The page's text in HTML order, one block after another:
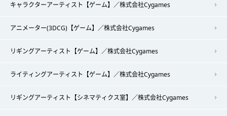
キャラクターアーティスト【ゲーム】／株式会社Cygames
アニメーター(3DCG)【ゲーム】／株式会社Cygames
リギングアーティスト【ゲーム】／株式会社Cygames
ライティングアーティスト【ゲーム】／株式会社Cygames
リギングアーティスト【シネマティクス室】／株式会社Cygames